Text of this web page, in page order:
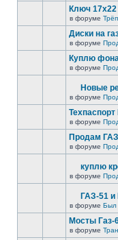
Ключ 17х22
в форуме Трёп
Диски на
в форуме
Куплю
в форуме
Новые
в форуме
Техпаспорт
в форуме
Продам
в форуме
куплю
в форуме
ГАЗ-51
в форуме Был
Мосты Газ-
в форуме